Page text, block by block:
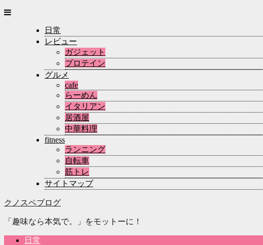
日常
レビュー
ガジェット
プロテイン
グルメ
cafe
らーめん
イタリアン
居酒屋
中華料理
fitness
ランニング
自転車
筋トレ
サイトマップ
クノスペブログ
「趣味なら本気で。」をモットーに！
日常